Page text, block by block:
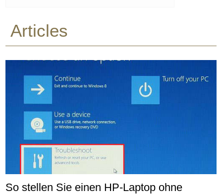
Articles
So stellen Sie einen HP-Laptop ohne